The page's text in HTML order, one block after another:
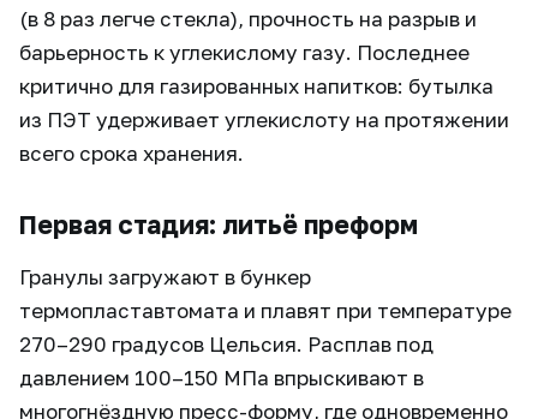
(в 8 раз легче стекла), прочность на разрыв и
барьерность к углекислому газу. Последнее
критично для газированных напитков: бутылка
из ПЭТ удерживает углекислоту на протяжении
всего срока хранения.
Первая стадия: литьё преформ
Гранулы загружают в бункер
термопластавтомата и плавят при температуре
270–290 градусов Цельсия. Расплав под
давлением 100–150 МПа впрыскивают в
многогнёздную пресс-форму, где одновременно